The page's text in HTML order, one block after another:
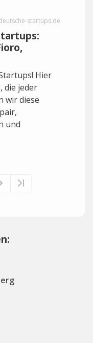
startups.de
Hier
die jeder
wir diese
und